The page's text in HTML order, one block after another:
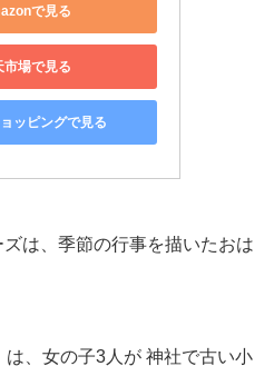
で見る
市場で見る
ッピングで見る
ズは、季節の行事を描いたおは
は、女の子3人が 神社で古い小